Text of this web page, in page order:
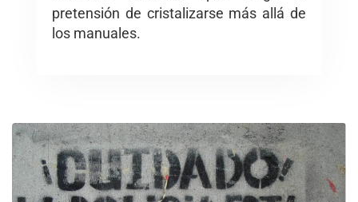
pretensión de cristalizarse más allá de
los manuales.